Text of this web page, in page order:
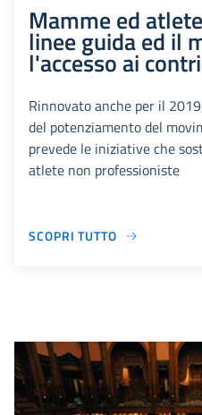
Mamme ed
linee guida ed il
l'accesso ai
Rinnovato anche per il
del potenziamento del
prevede le iniziative che
atlete non professioniste
SCOPRI TUTTO